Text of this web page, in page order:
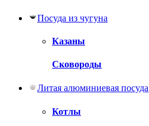
Посуда из чугуна
Казаны
Сковороды
Литая алюминиевая посуда
Котлы